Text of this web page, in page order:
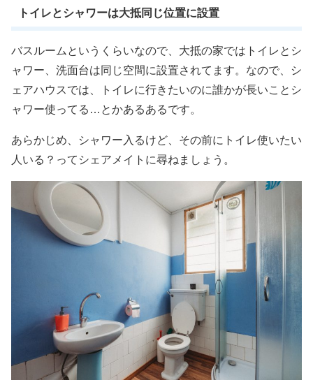
トイレとシャワーは大抵同じ位置に設置
バスルームというくらいなので、大抵の家ではトイレとシ
ャワー、洗面台は同じ空間に設置されてます。なので、シ
ェアハウスでは、トイレに行きたいのに誰かが長いことシ
ャワー使ってる…とかあるあるです。
あらかじめ、シャワー入るけど、その前にトイレ使いたい
人いる？ってシェアメイトに尋ねましょう。